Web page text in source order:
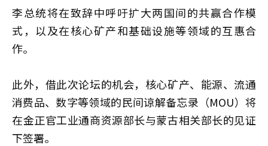
李总统将在致辞中呼吁扩大两国间的共赢合作模
式，以及在核心矿产和基础设施等领域的互惠合
作。
此外，借此次论坛的机会，核心矿产、能源、流通
消费品、数字等领域的民间谅解备忘录（MOU）将
在金正官工业通商资源部长与蒙古相关部长的见证
下签署。